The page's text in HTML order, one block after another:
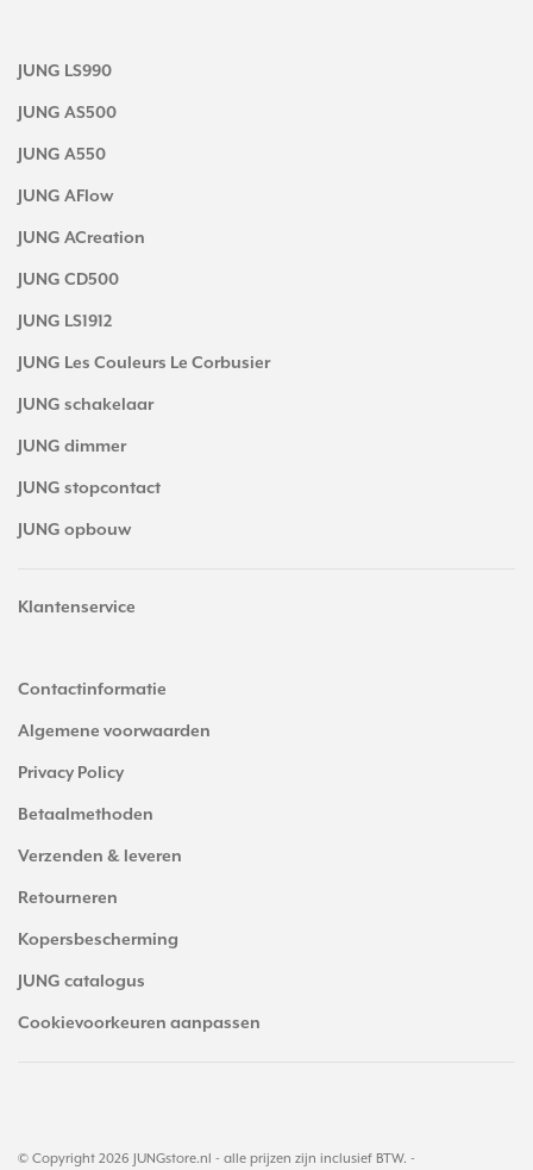
JUNG LS990
JUNG AS500
JUNG A550
JUNG AFlow
JUNG ACreation
JUNG CD500
JUNG LS1912
JUNG Les Couleurs Le Corbusier
JUNG schakelaar
JUNG dimmer
JUNG stopcontact
JUNG opbouw
Klantenservice
Contactinformatie
Algemene voorwaarden
Privacy Policy
Betaalmethoden
Verzenden & leveren
Retourneren
Kopersbescherming
JUNG catalogus
Cookievoorkeuren aanpassen
© Copyright 2026 JUNGstore.nl - alle prijzen zijn inclusief BTW. -